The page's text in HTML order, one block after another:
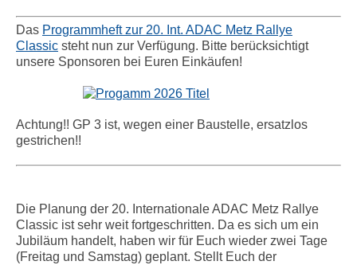
Das Programmheft zur 20. Int. ADAC Metz Rallye
Classic steht nun zur Verfügung. Bitte berücksichtigt
unsere Sponsoren bei Euren Einkäufen!
Achtung!! GP 3 ist, wegen einer Baustelle, ersatzlos
gestrichen!!
Die Planung der 20. Internationale ADAC Metz Rallye
Classic ist sehr weit fortgeschritten. Da es sich um ein
Jubiläum handelt, haben wir für Euch wieder zwei Tage
(Freitag und Samstag) geplant. Stellt Euch der